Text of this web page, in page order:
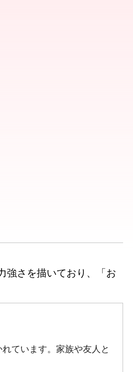
強さを描いており、「お
ています。家族や友人と